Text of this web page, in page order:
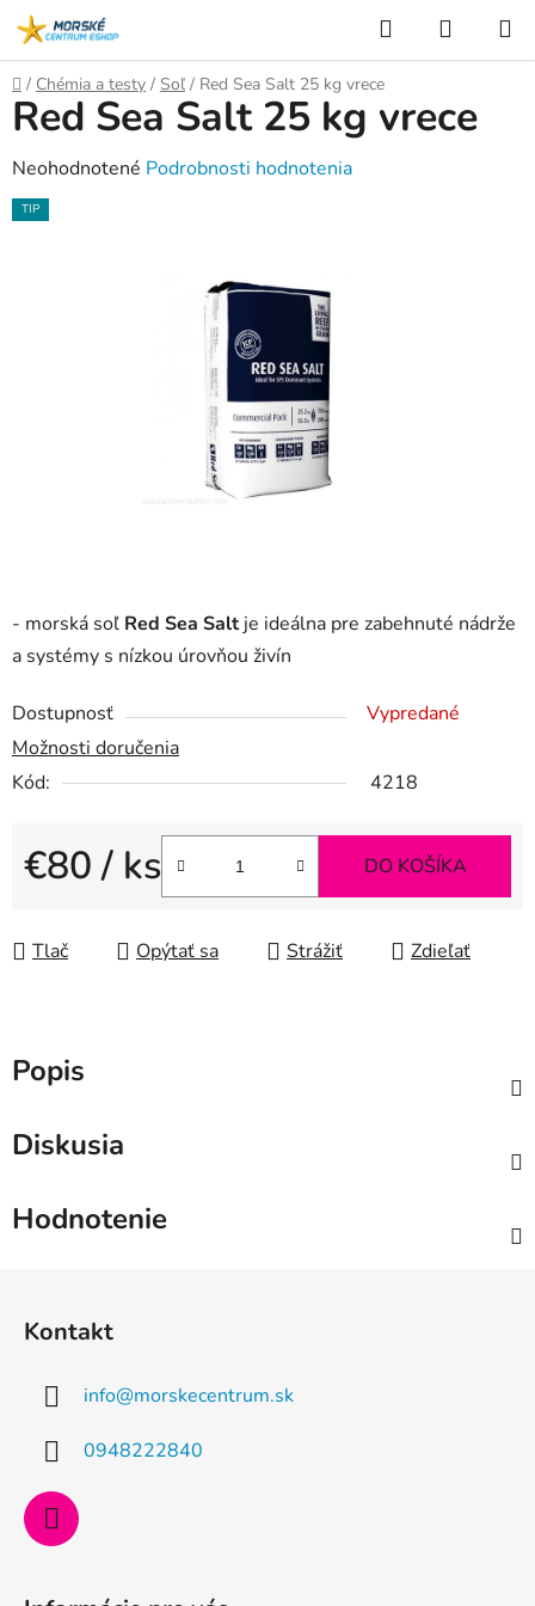
Prejsť
na
obsah
Hľadať
KOŠÍK
Domov
/ Chémia a testy / Soľ / Red Sea Salt 25 kg vrece
- morská soľ Red Sea Saltje ideálna pre zabehnuté nádrže
a systémy s nízkou úrovňou živín
Dostupnosť
Vypredané
Možnosti doručenia
Kód:
4218
€80/ ks
Jednotková cena:
DO KOŠÍKA
Tlač Opýtať sa Strážiť Zdieľať
Red Sea Salt 25 kg vrece
Priemerné
hodnotenie
Neohodnotené Podrobnosti hodnotenia
TIP
Popis
Diskusia
Hodnotenie
Kontakt
info@morskecentrum.sk
0948222840